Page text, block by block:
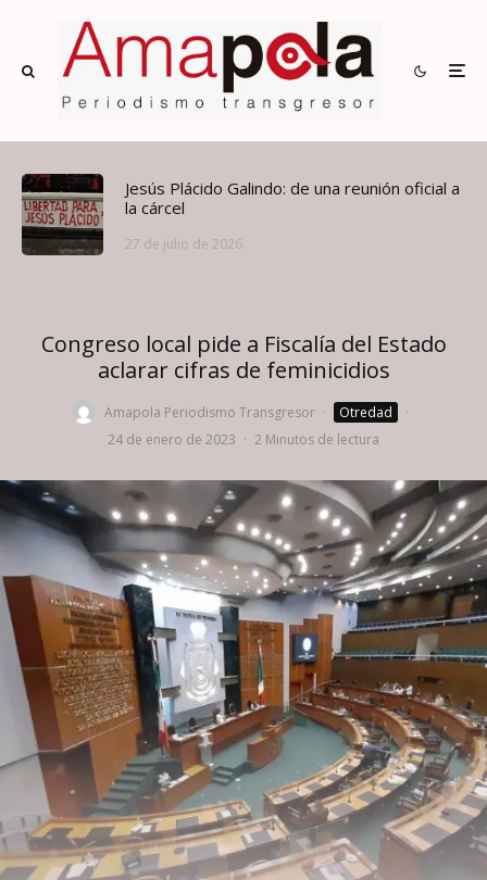
Jesús Plácido Galindo: de una reunión oficial a
la cárcel
27 de julio de 2026
Congreso local pide a Fiscalía del Estado
aclarar cifras de feminicidios
Amapola Periodismo Transgresor · Otredad
·
24 de enero de 2023 · 2 Minutos de lectura